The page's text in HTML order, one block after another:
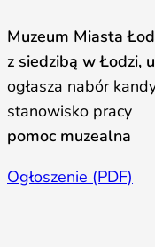
Muzeum Miasta
z siedzibą w Łodzi,
ogłasza nabór
stanowisko pracy
pomoc muzealna
Ogłoszenie (PDF)